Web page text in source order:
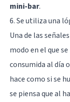
mini-bar.
6. Se utiliza una
Una de las
modo en el que
consumida al día
hace como si se
se piensa que al